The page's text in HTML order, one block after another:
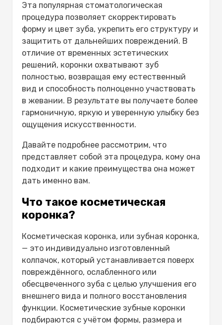
Улучшение эстетики
Коррекция положения зубов
Укрепление ослабленных зубов
Уход и поддержание результата
Советы по гигиене полости рта
Профилактика возможных проблем
Регулярные визиты к стоматологу
Возможные риски и важные моменты
Аллергические реакции
Чувствительность и дискомфорт
Срок службы коронок
Стоимость косметических зубных
коронок
Факторы, влияющие на стоимость
Альтернативы косметическим зубным
Зубные виниры
Художественная реставрация
Заключение
Часто задаваемые вопросы
Эта популярная стоматологическая
процедура позволяет скорректировать
форму и цвет зуба, укрепить его структуру и
защитить от дальнейших повреждений. В
отличие от временных эстетических
решений, коронки охватывают зуб
полностью, возвращая ему естественный
вид и способность полноценно участвовать
в жевании. В результате вы получаете более
гармоничную, яркую и уверенную улыбку без
ощущения искусственности.
Давайте подробнее рассмотрим, что
представляет собой эта процедура, кому она
подходит и какие преимущества она может
дать именно вам.
Что такое косметическая
коронка?
Косметическая коронка, или зубная коронка,
— это индивидуально изготовленный
колпачок, который устанавливается поверх
повреждённого, ослабленного или
обесцвеченного зуба с целью улучшения его
внешнего вида и полного восстановления
функции. Косметические зубные коронки
подбираются с учётом формы, размера и